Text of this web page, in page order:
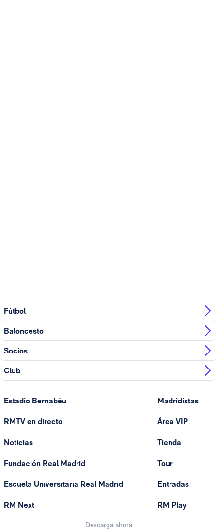
Fútbol
Baloncesto
Socios
Club
Estadio Bernabéu
RMTV en directo
Noticias
Fundación Real Madrid
Escuela Universitaria Real Madrid
RM Next
Madridistas
Área VIP
Tienda
Tour
Entradas
RM Play
Descarga ahora